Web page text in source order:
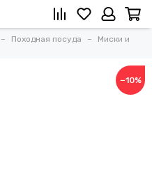
Походная посуда
Миски и
−10%